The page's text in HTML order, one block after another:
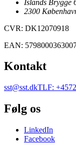
Islands Brygge
2300
CVR: DK12070918
EAN:
Kontakt
sst@sst.dkTLF:
Følg os
LinkedIn
Facebook